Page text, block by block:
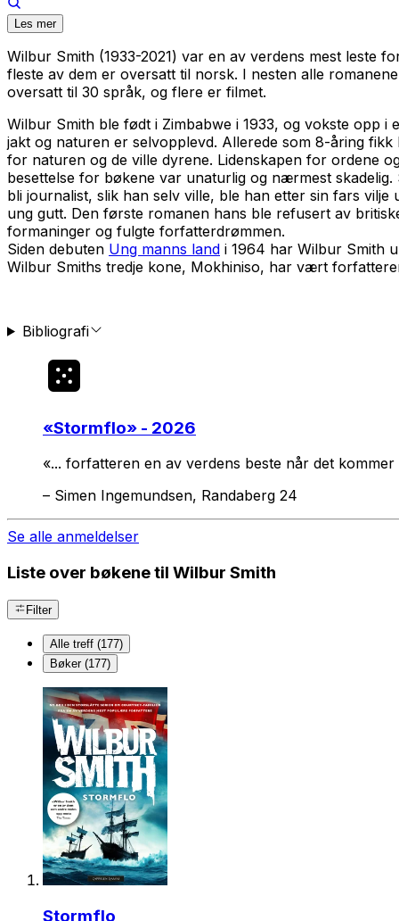
Les mer
Wilbur Smith (1933-2021) var en av verdens mest leste
fleste av dem er oversatt til norsk. I nesten alle
oversatt til 30 språk, og flere er filmet.
Wilbur Smith ble født i Zimbabwe i 1933, og vokste opp
jakt og naturen er selvopplevd. Allerede som 8-åring
for naturen og de ville dyrene. Lidenskapen for ordene
besettelse for bøkene var unaturlig og nærmest
bli journalist, slik han selv ville, ble han etter sin fars
ung gutt. Den første romanen hans ble refusert av
formaninger og fulgte forfatterdrømmen.
Siden debuten Ung manns land i 1964 har Wilbur Smith
Wilbur Smiths tredje kone, Mokhiniso, har vært
Bibliografi
«Stormflo» - 2026
«... forfatteren en av verdens beste når det
– Simen Ingemundsen, Randaberg 24
Se alle anmeldelser
Liste over bøkene til Wilbur Smith
Filter
Alle treff (177)
Bøker (177)
Stormflo